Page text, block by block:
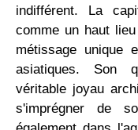
indifférent. La
comme un haut
métissage unique
asiatiques. Son
véritable joyau
s'imprégner de